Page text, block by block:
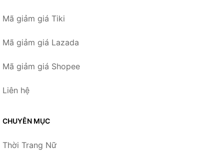
Mã giảm giá Tiki
Mã giảm giá Lazada
Mã giảm giá Shopee
Liên hệ
CHUYÊN MỤC
Thời Trang Nữ